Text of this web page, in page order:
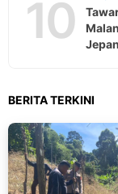
10
BERITA TERKINI